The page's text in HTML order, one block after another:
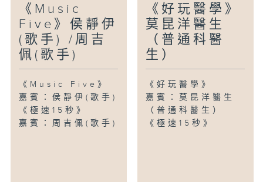
《Music
Five》侯靜伊
(歌手) /周吉
佩(歌手)
《Music Five》
嘉賓：侯靜伊(歌手)
《極速15秒》
嘉賓：周吉佩(歌手)
《好玩醫學》
莫昆洋醫生
（普通科醫
生）
《好玩醫學》
嘉賓：莫昆洋醫生
（普通科醫生）
《極速15秒》